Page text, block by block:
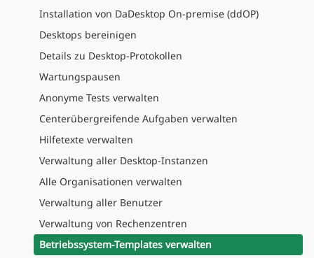
Installation von DaDesktop On-premise (ddOP)
Desktops bereinigen
Details zu Desktop-Protokollen
Wartungspausen
Anonyme Tests verwalten
Centerübergreifende Aufgaben verwalten
Hilfetexte verwalten
Verwaltung aller Desktop-Instanzen
Alle Organisationen verwalten
Verwaltung aller Benutzer
Verwaltung von Rechenzentren
Betriebssystem-Templates verwalten